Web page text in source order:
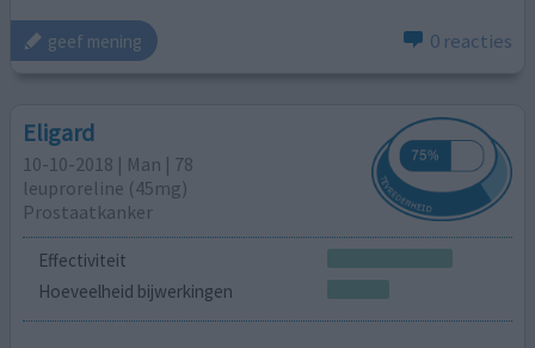
geef mening 0 reacties
Eligard
10-10-2018 | Man | 78
leuproreline (45mg)
Prostaatkanker
Effectiviteit
Hoeveelheid bijwerkingen